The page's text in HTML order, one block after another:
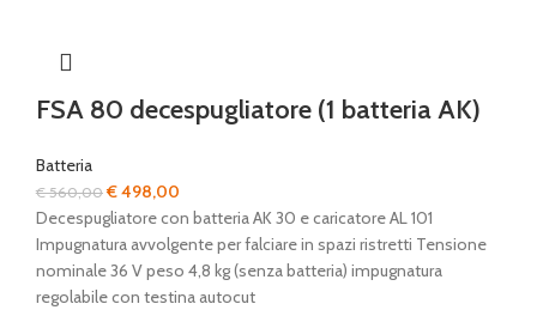
FSA 80 decespugliatore (1 batteria AK)
Batteria
€560,00Il
prezzo
originale
era:
€ 560,00.
€498,00
prezzo
attuale
è:
€ 498,00.
Decespugliatore con batteria AK 30 e caricatore AL 101
Impugnatura avvolgente per falciare in spazi ristretti Tensione
nominale 36 V peso 4,8 kg (senza batteria) impugnatura
regolabile con testina autocut